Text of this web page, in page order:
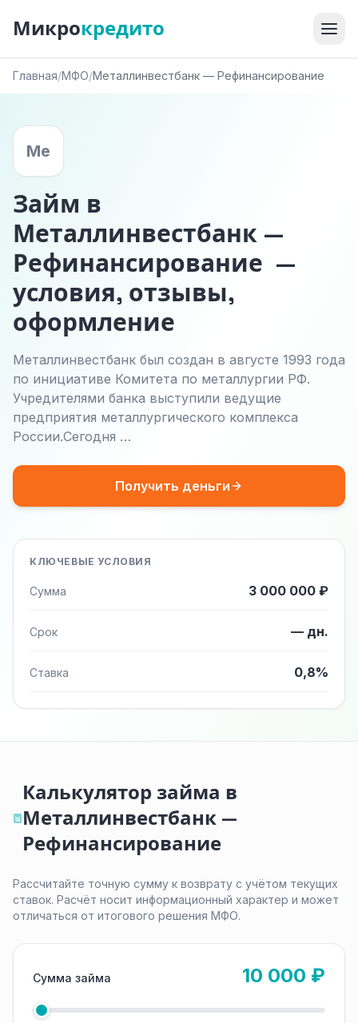
Микрокредито
Главная/МФО/Металлинвестбанк — Рефинансирование
Ме
Займ в
Металлинвестбанк —
Рефинансирование —
условия, отзывы,
оформление
Металлинвестбанк был создан в августе 1993 года
по инициативе Комитета по металлургии РФ.
Учредителями банка выступили ведущие
предприятия металлургического комплекса
России.Сегодня …
Получить деньги
КЛЮЧЕВЫЕ УСЛОВИЯ
Сумма 3 000 000 ₽
Срок — дн.
Ставка 0,8%
Калькулятор займа в
Металлинвестбанк —
Рефинансирование
Рассчитайте точную сумму к возврату с учётом текущих
ставок. Расчёт носит информационный характер и может
отличаться от итогового решения МФО.
Сумма займа 10 000 ₽